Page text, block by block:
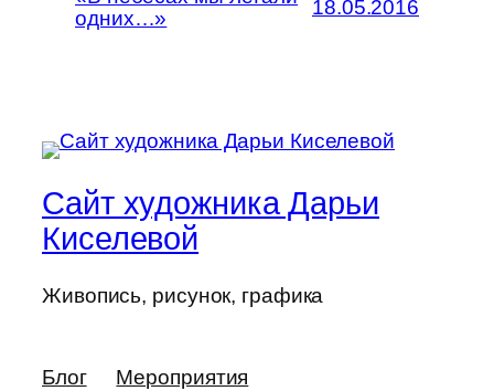
одних…»
18.05.2016
Сайт художника Дарьи
Киселевой
Живопись, рисунок, графика
Блог Мероприятия